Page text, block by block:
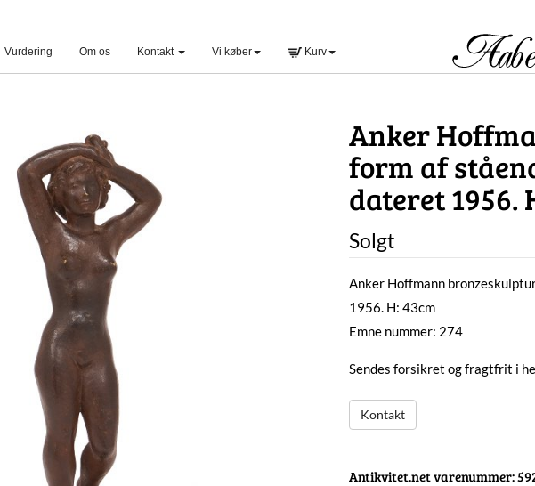
Vurdering Om os Kontakt Vi køber Kurv
Anker
form af
dateret 1956.
Solgt
Anker Hoffmann
1956. H: 43cm
Emne nummer: 274
Sendes forsikret og fragtfrit i
Kontakt
Antikvitet.net varenummer: